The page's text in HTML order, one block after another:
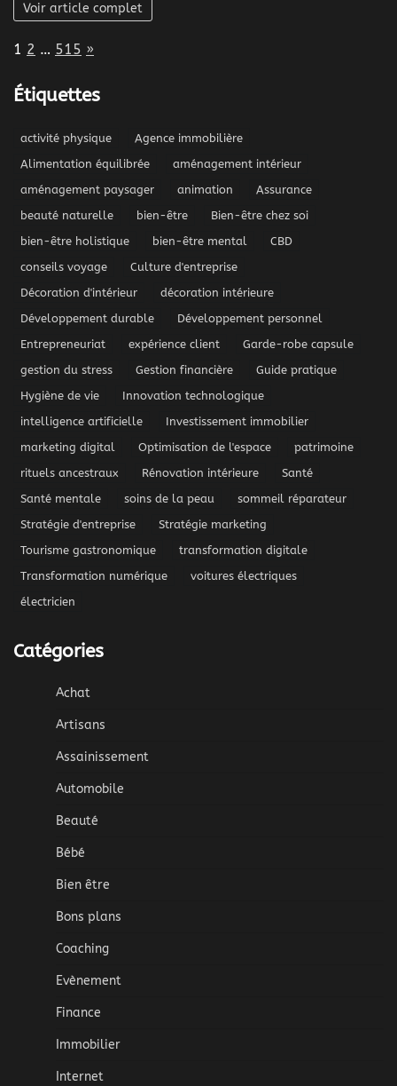
Voir article complet
Page:
1 2 … 515 Next
»
Étiquettes
activité physique
Agence immobilière
Alimentation équilibrée
aménagement intérieur
aménagement paysager
animation
Assurance
beauté naturelle
bien-être
Bien-être chez soi
bien-être holistique
bien-être mental
CBD
conseils voyage
Culture d'entreprise
Décoration d'intérieur
décoration intérieure
Développement durable
Développement personnel
Entrepreneuriat
expérience client
Garde-robe capsule
gestion du stress
Gestion financière
Guide pratique
Hygiène de vie
Innovation technologique
intelligence artificielle
Investissement immobilier
marketing digital
Optimisation de l'espace
patrimoine
rituels ancestraux
Rénovation intérieure
Santé
Santé mentale
soins de la peau
sommeil réparateur
Stratégie d'entreprise
Stratégie marketing
Tourisme gastronomique
transformation digitale
Transformation numérique
voitures électriques
électricien
Catégories
Achat
Artisans
Assainissement
Automobile
Beauté
Bébé
Bien être
Bons plans
Coaching
Evènement
Finance
Immobilier
Internet